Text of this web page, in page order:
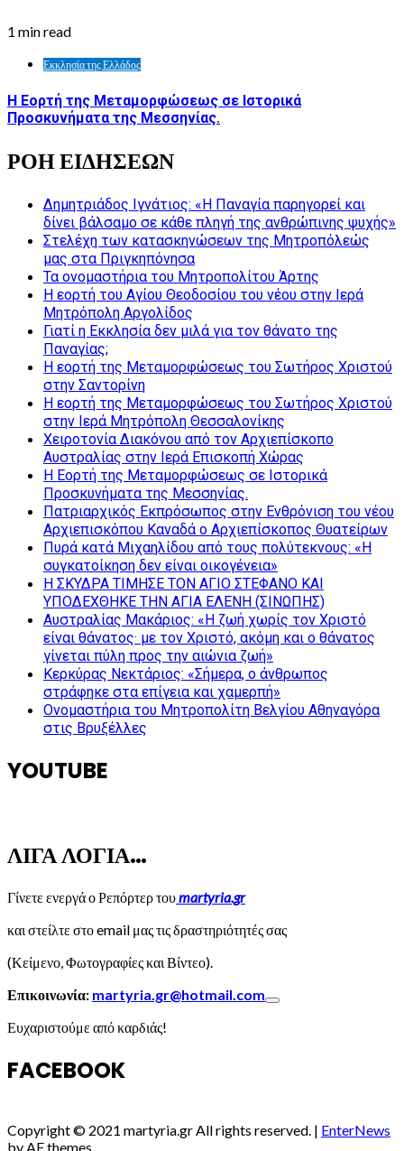
1 min read
Εκκλησία της Ελλάδος
Η Εορτή της Μεταμορφώσεως σε Ιστορικά
Προσκυνήματα της Μεσσηνίας.
ΡΟΗ ΕΙΔΗΣΕΩΝ
Δημητριάδος Ιγνάτιος: «Η Παναγία παρηγορεί και
δίνει βάλσαμο σε κάθε πληγή της ανθρώπινης ψυχής»
Στελέχη των κατασκηνώσεων της Μητροπόλεώς
μας στα Πριγκηπόνησα
Τα ονομαστήρια του Μητροπολίτου Άρτης
Η εορτή του Αγίου Θεοδοσίου του νέου στην Ιερά
Μητρόπολη Αργολίδος
Γιατί η Εκκλησία δεν μιλά για τον θάνατο της
Παναγίας;
Η εορτή της Μεταμορφώσεως του Σωτήρος Χριστού
στην Σαντορίνη
Η εορτή της Μεταμορφώσεως του Σωτήρος Χριστού
στην Ιερά Μητρόπολη Θεσσαλονίκης
Χειροτονία Διακόνου από τον Αρχιεπίσκοπο
Αυστραλίας στην Ιερά Επισκοπή Χώρας
Η Εορτή της Μεταμορφώσεως σε Ιστορικά
Προσκυνήματα της Μεσσηνίας.
Πατριαρχικός Εκπρόσωπος στην Ενθρόνιση του νέου
Αρχιεπισκόπου Καναδά ο Αρχιεπίσκοπος Θυατείρων
Πυρά κατά Μιχαηλίδου από τους πολύτεκνους: «Η
συγκατοίκηση δεν είναι οικογένεια»
Η ΣΚΥΔΡΑ ΤΙΜΗΣΕ ΤΟΝ ΑΓΙΟ ΣΤΕΦΑΝΟ ΚΑΙ
ΥΠΟΔΕΧΘΗΚΕ ΤΗΝ ΑΓΙΑ ΕΛΕΝΗ (ΣΙΝΩΠΗΣ)
Αυστραλίας Μακάριος: «Η ζωή χωρίς τον Χριστό
είναι θάνατος· με τον Χριστό, ακόμη και ο θάνατος
γίνεται πύλη προς την αιώνια ζωή»
Κερκύρας Νεκτάριος: «Σήμερα, ο άνθρωπος
στράφηκε στα επίγεια και χαμερπή»
Ονομαστήρια του Μητροπολίτη Βελγίου Αθηναγόρα
στις Βρυξέλλες
YOUTUBE
ΛΙΓΑ ΛΟΓΙΑ…
Γίνετε ενεργά ο Ρεπόρτερ τουmartyria.gr
και στείλτε στο email μας τις δραστηριότητές σας
(Κείμενο, Φωτογραφίες και Βίντεο).
Επικοινωνία: martyria.gr@hotmail.com
Ευχαριστούμε από καρδιάς!
FACEBOOK
Copyright © 2021 martyria.gr All rights reserved. | EnterNews
by AF themes.